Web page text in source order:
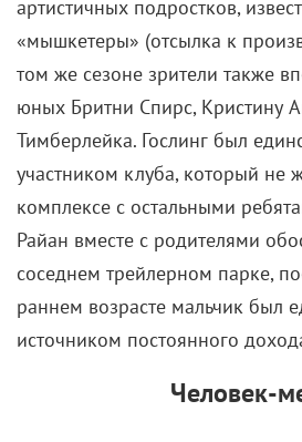
артистичных подростков,
«мышкетеры» (отсылка к
том же сезоне зрители также
юных Бритни Спирс, Кристину
Тимберлейка. Гослинг был
участником клуба, который не
комплексе с остальными
Райан вместе с родителями
соседнем трейлерном парке,
раннем возрасте мальчик был
источником постоянного
Человек-